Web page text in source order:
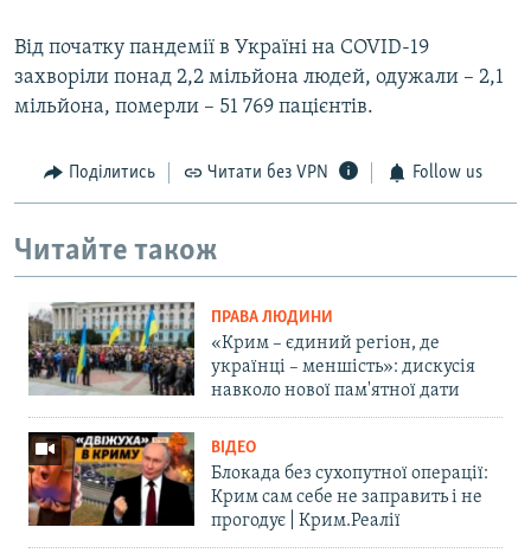
Від початку пандемії в Україні на COVID-19
захворіли понад 2,2 мільйона людей, одужали – 2,1
мільйона, померли – 51 769 пацієнтів.
Поділитись Читати без VPN Follow us
Читайте також
ПРАВА ЛЮДИНИ
«Крим – єдиний регіон, де
українці – меншість»: дискусія
навколо нової пам'ятної дати
ВІДЕО
Блокада без сухопутної операції:
Крим сам себе не заправить і не
прогодує | Крим.Реалії